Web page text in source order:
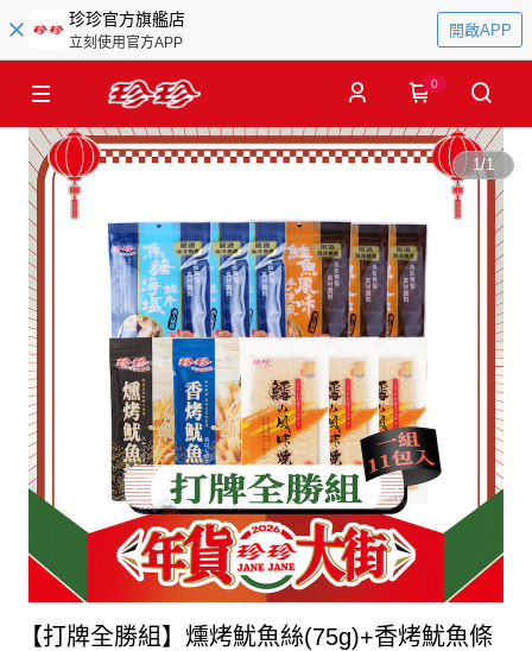
珍珍官方旗艦店
立刻使用官方APP
開啟APP
0
1/1
【打牌全勝組】燻烤魷魚絲(75g)+香烤魷魚條